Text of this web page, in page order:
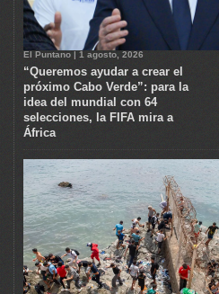
El Puntano | 1 agosto, 2026
“Queremos ayudar a crear el
próximo Cabo Verde”: para la
idea del mundial con 64
selecciones, la FIFA mira a
África